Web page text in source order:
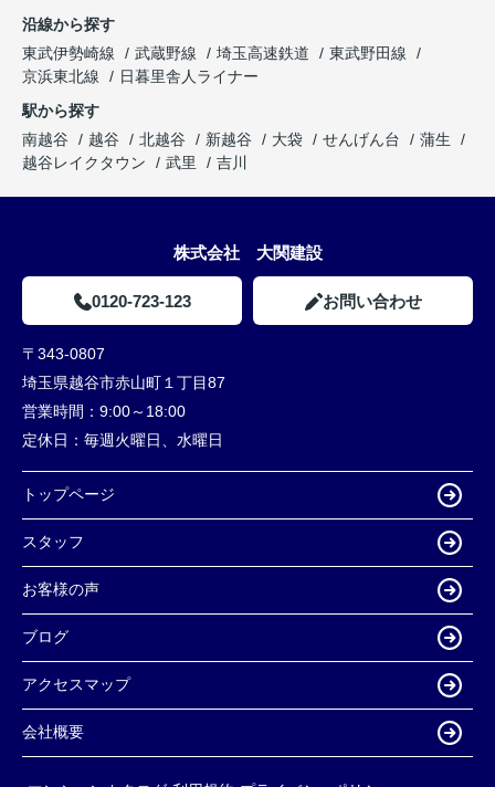
沿線から探す
東武伊勢崎線
武蔵野線 埼玉高速鉄道
東武野田線
京浜東北線
日暮里舎人ライナー
駅から探す
南越谷
越谷 北越谷 新越谷 大袋 せんげん台
蒲生
越谷レイクタウン
武里 吉川
株式会社 大関建設
0120-723-123 お問い合わせ
〒343-0807
埼玉県越谷市赤山町１丁目87
営業時間： 9:00～18:00
定休日： 毎週火曜日、水曜日
トップページ
スタッフ
お客様の声
ブログ
アクセスマップ
会社概要